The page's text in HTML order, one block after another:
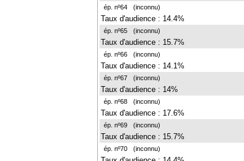
ép. nº64 (inconnu)
Taux d'audience : 14.4%
ép. nº65 (inconnu)
Taux d'audience : 15.7%
ép. nº66 (inconnu)
Taux d'audience : 14.1%
ép. nº67 (inconnu)
Taux d'audience : 14%
ép. nº68 (inconnu)
Taux d'audience : 17.6%
ép. nº69 (inconnu)
Taux d'audience : 15.7%
ép. nº70 (inconnu)